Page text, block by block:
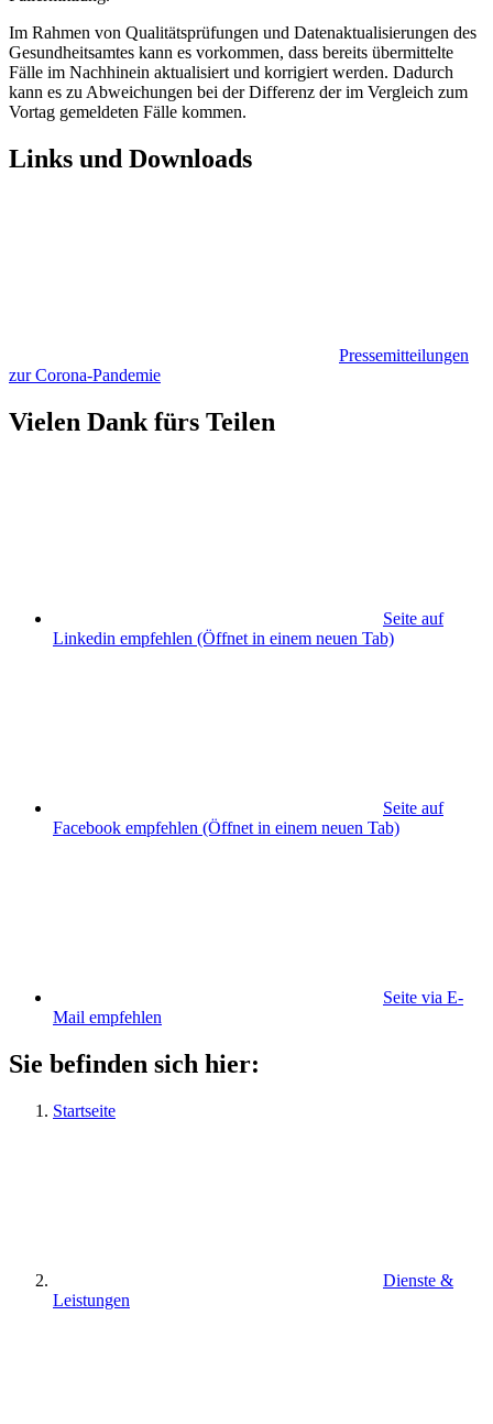
Im Rahmen von Qualitätsprüfungen und Datenaktualisierungen des
Gesundheitsamtes kann es vorkommen, dass bereits übermittelte
Fälle im Nachhinein aktualisiert und korrigiert werden. Dadurch
kann es zu Abweichungen bei der Differenz der im Vergleich zum
Vortag gemeldeten Fälle kommen.
Links und Downloads
Pressemitteilungen
zur Corona-Pandemie
Vielen Dank fürs Teilen
Seite auf
Linkedin empfehlen (Öffnet in einem neuen Tab)
Seite auf
Facebook empfehlen (Öffnet in einem neuen Tab)
Seite via E-
Mail empfehlen
Sie befinden sich hier:
Startseite
Dienste &
Leistungen